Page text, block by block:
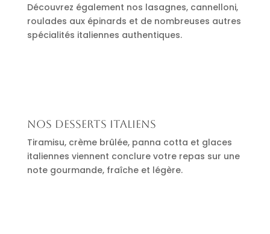
Découvrez également nos lasagnes, cannelloni,
roulades aux épinards et de nombreuses autres
spécialités italiennes authentiques.
Nos desserts italiens
Tiramisu, crème brûlée, panna cotta et glaces
italiennes viennent conclure votre repas sur une
note gourmande, fraîche et légère.